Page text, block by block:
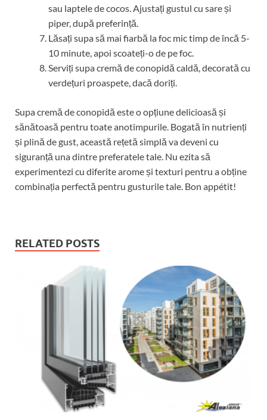
sau laptele de cocos. Ajustați gustul cu sare și
piper, după preferință.
Lăsați supa să mai fiarbă la foc mic timp de încă 5-
10 minute, apoi scoateți-o de pe foc.
Serviți supa cremă de conopidă caldă, decorată cu
verdețuri proaspete, dacă doriți.
Supa cremă de conopidă este o opțiune delicioasă și
sănătoasă pentru toate anotimpurile. Bogată în nutrienți
și plină de gust, această rețetă simplă va deveni cu
siguranță una dintre preferatele tale. Nu ezita să
experimentezi cu diferite arome și texturi pentru a obține
combinația perfectă pentru gusturile tale. Bon appétit!
RELATED POSTS